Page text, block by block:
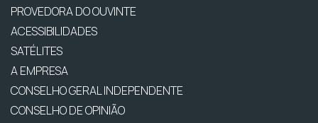
PROVEDORA DO OUVINTE
ACESSIBILIDADES
SATÉLITES
A EMPRESA
CONSELHO GERAL INDEPENDENTE
CONSELHO DE OPINIÃO